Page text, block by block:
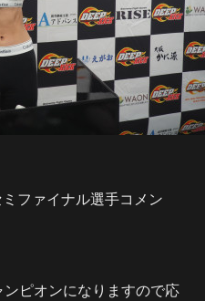
ファイナル選手コメン
ピオンになりますので応